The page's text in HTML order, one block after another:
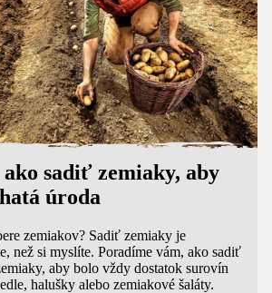
ako sadiť zemiaky, aby
úroda
zemiakov? Sadiť zemiaky je
než si myslíte. Poradíme vám, ako sadiť
aby bolo vždy dostatok surovín
halušky alebo zemiakové šaláty.